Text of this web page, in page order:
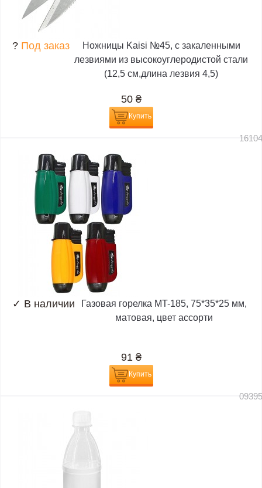
? Под заказ
Ножницы Kaisi №45, с закаленными
лезвиями из высокоуглеродистой стали
(12,5 см,длина лезвия 4,5)
50 ₴
Купить
✓ В наличии
Газовая горелка MT-185, 75*35*25 мм,
матовая, цвет ассорти
91 ₴
Купить